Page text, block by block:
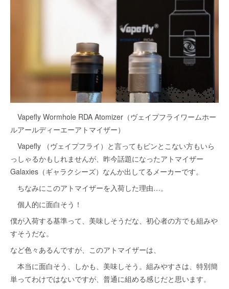
Vapefly Wormhole RDA Atomizer（ヴェイプフライワームホー
ルアールディーエーアトマイザー）
Vapefly （ヴェイプフライ）と言ってもピンとこない方もいら
っしゃるかもしれませんが、昨今話題になったアトマイザー
Galaxies（ギャラクシーズ）なんか出してるメーカーです。
ちなみにこのアトマイザーを入荷した理由…。
個人的に面白そう！
僕が入荷する基準って、美味しそうだな、初心者の方でも組みや
すそうだな。
など色々あるんですが、このアトマイザーは、
本当に面白そう、しかも、美味しそう。組みやすさは、特別簡
単ってわけではないですが、普通に組める感じだと思います。